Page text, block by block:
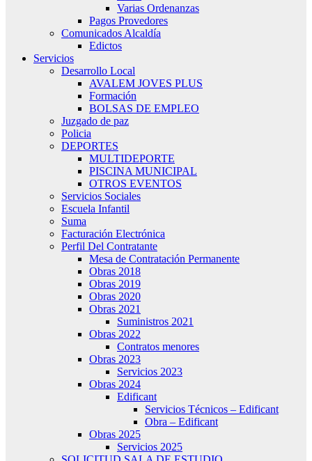
Varias Ordenanzas
Pagos Provedores
Comunicados Alcaldía
Edictos
Servicios
Desarrollo Local
AVALEM JOVES PLUS
Formación
BOLSAS DE EMPLEO
Juzgado de paz
Policia
DEPORTES
MULTIDEPORTE
PISCINA MUNICIPAL
OTROS EVENTOS
Servicios Sociales
Escuela Infantil
Suma
Facturación Electrónica
Perfil Del Contratante
Mesa de Contratación Permanente
Obras 2018
Obras 2019
Obras 2020
Obras 2021
Suministros 2021
Obras 2022
Contratos menores
Obras 2023
Servicios 2023
Obras 2024
Edificant
Servicios Técnicos – Edificant
Obra – Edificant
Obras 2025
Servicios 2025